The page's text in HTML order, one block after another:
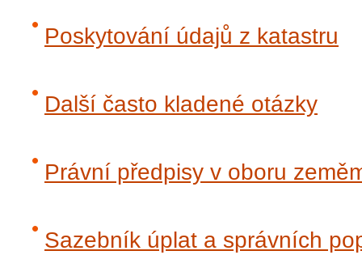
Poskytování údajů z katastru
Další často kladené otázky
Právní předpisy v oboru
Sazebník úplat a správních